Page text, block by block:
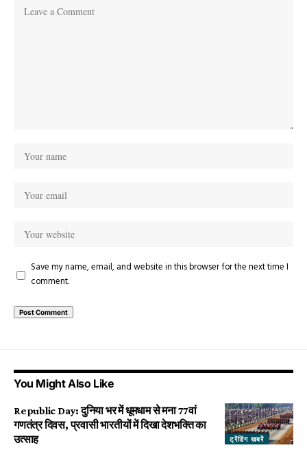
Save my name, email, and website in this browser for the next time I
comment.
You Might Also Like
ट्रेंडिंग खबरें
Republic Day: दुनिया भर में धूमधाम से मना 77वां
गणतंत्र दिवस, प्रवासी भारतीयों में दिखा देशभक्ति का
उत्साह